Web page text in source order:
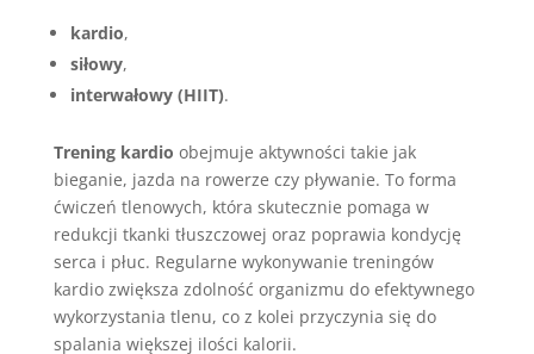
kardio,
siłowy,
interwałowy (HIIT).
Trening kardio obejmuje aktywności takie jak
bieganie, jazda na rowerze czy pływanie. To forma
ćwiczeń tlenowych, która skutecznie pomaga w
redukcji tkanki tłuszczowej oraz poprawia kondycję
serca i płuc. Regularne wykonywanie treningów
kardio zwiększa zdolność organizmu do efektywnego
wykorzystania tlenu, co z kolei przyczynia się do
spalania większej ilości kalorii.